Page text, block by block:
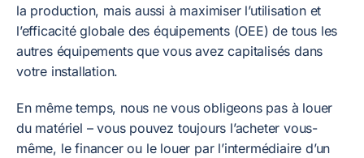
la production, mais aussi à maximiser l’utilisation et
l’efficacité globale des équipements (OEE) de tous les
autres équipements que vous avez capitalisés dans
votre installation.
En même temps, nous ne vous obligeons pas à louer
du matériel – vous pouvez toujours l’acheter vous-
même, le financer ou le louer par l’intermédiaire d’un